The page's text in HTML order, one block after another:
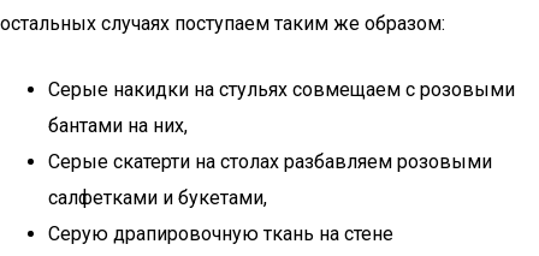
остальных случаях поступаем таким же образом:
Серые накидки на стульях совмещаем с розовыми
бантами на них,
Серые скатерти на столах разбавляем розовыми
салфетками и букетами,
Серую драпировочную ткань на стене